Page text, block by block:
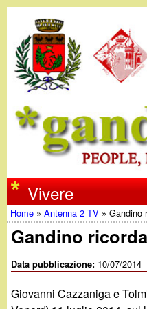
w
w
w
.
Vivere
Tu
sei
qui
Home »Antenna 2 TV »Gandino
Gandino
Data pubblicazione: 10/07/2014
Giovanni Cazzaniga e